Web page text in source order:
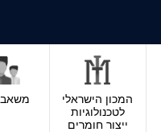
המכון הישראלי
לטכנולוגיות
ייצור חומרים